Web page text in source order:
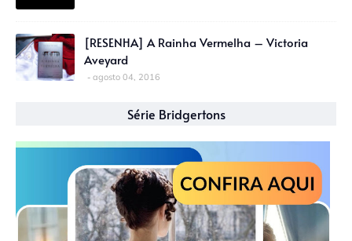
[RESENHA] A Rainha Vermelha – Victoria
Aveyard
agosto 04, 2016
Série Bridgertons